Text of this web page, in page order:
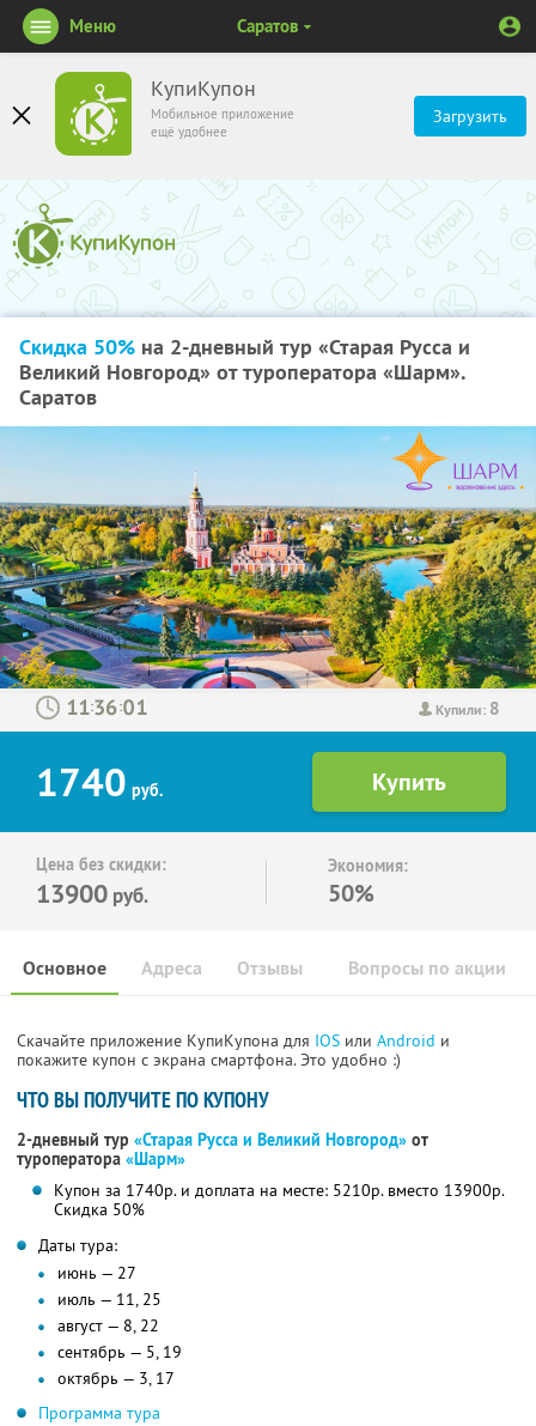
КупиКупон
Мобильное приложение
ещё удобнее
Загрузить
Меню Саратов
Скидка 50% на 2-дневный тур «Старая Русса и
Великий Новгород» от туроператора «Шарм».
Саратов
Купили: 8
: :
1740 руб.
Цена без скидки:
13900 руб.
Экономия:
50%
Основное Отзывы Вопросы по акции
Адреса
Скачайте приложение КупиКупона для IOS или Android и
покажите купон с экрана смартфона. Это удобно :)
ЧТО ВЫ ПОЛУЧИТЕ ПО КУПОНУ
2-дневный тур «Старая Русса и Великий Новгород» от
туроператора «Шарм»
Купон за 1740р. и доплата на месте: 5210р. вместо 13900р.
Скидка 50%
Даты тура:
июнь — 27
июль — 11, 25
август — 8, 22
сентябрь — 5, 19
октябрь — 3, 17
Программа тура